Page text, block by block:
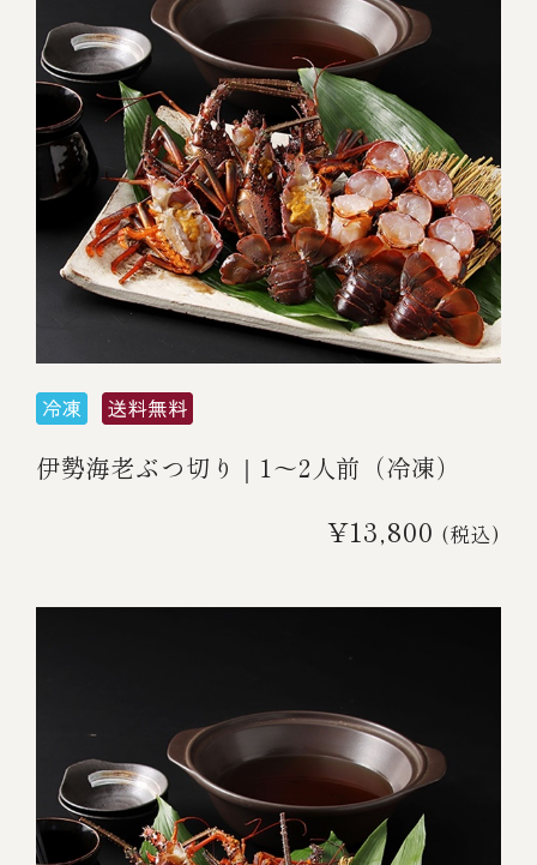
伊勢海老ぶつ切り｜1～2人前（冷凍）
¥13,800 (税込)